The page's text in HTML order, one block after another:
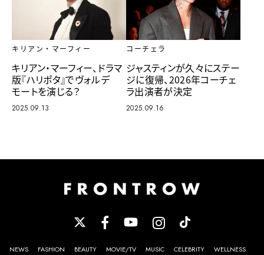
キリアン・マーフィー
キリアン・マーフィー、ドラマ
版『ハリポタ』でヴォルデ
モートを演じる？
2025.09.13
コーチェラ
ジャスティンが久々にステー
ジに復帰、2026年コーチェ
ラ出演者が決定
2025.09.16
NEWS FASHION BEAUTY MOVIE/TV MUSIC CELEBRITY
WELLNESS